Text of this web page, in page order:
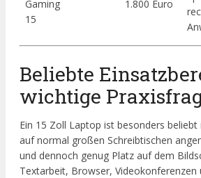
Gaming
15
1.800 Euro
Beliebte
wichtige
Ein 15 Zoll Laptop ist besonders
auf normal großen Schreibtischen
und dennoch genug Platz auf dem
Textarbeit, Browser, Videokonferenzen